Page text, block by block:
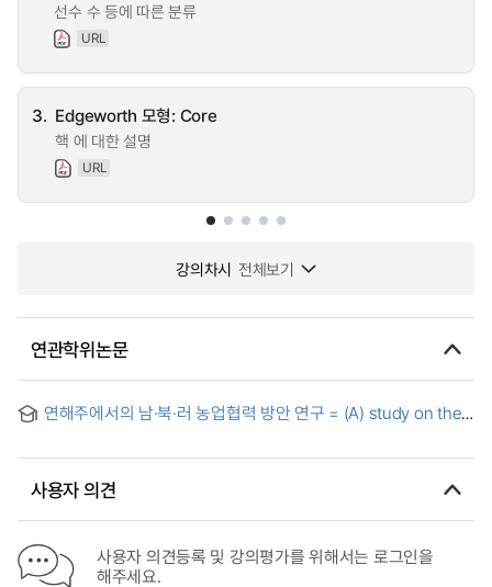
선수 수 등에 따른 분류
URL
3. Edgeworth 모형: Core
핵 에 대한 설명
URL
강의차시 전체보기
연관학위논문
연해주에서의 남·북·러 농업협력 방안 연구 = (A) study on the
Korea, and Russia in Primorsky Krai
사용자 의견
사용자 의견등록 및 강의평가를 위해서는 로그인을
해주세요.